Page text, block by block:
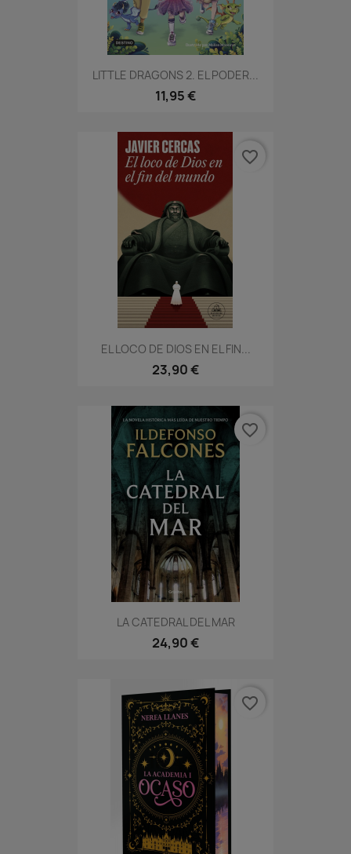
LITTLE DRAGONS 2. EL PODER...
11,95 €
EL LOCO DE DIOS EN EL FIN...
23,90 €
favorite_border
LA CATEDRAL DEL MAR
24,90 €
favorite_border
favorite_border